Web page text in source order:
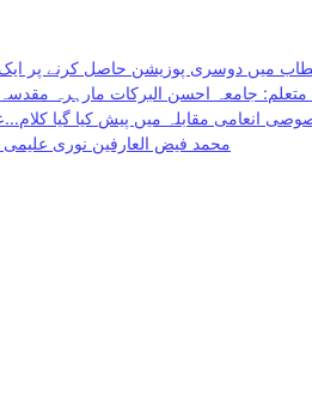
میں دوسری پوزیشن حاصل کرنے پر ایک
جامعہ احسن البرکات مارہرہ
انعامی مقابلہ میں پیش کیا گیا
محمد فیض العارفین نوری